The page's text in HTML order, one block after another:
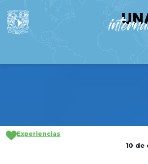
Experiencias
10 de